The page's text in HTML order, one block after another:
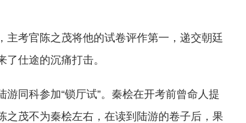
考官陈之茂将他的试卷评作第一，递交朝廷
仕途的沉痛打击。
同科参加“锁厅试”。秦桧在开考前曾命人提
茂不为秦桧左右，在读到陆游的卷子后，果